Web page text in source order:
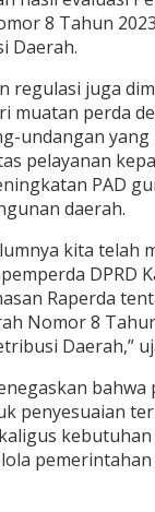
8 Tahun
Daerah.
regulasi juga
muatan perda
undangan
pelayanan
PAD
daerah.
kita telah
DPRD
Raperda
Nomor 8
Daerah,”
bahwa
penyesuaian
kebutuhan